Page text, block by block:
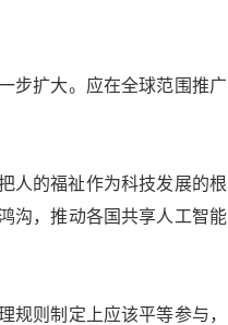
步扩大。应在全球范围推广
人的福祉作为科技发展的根
沟，推动各国共享人工智能
则制定上应该平等参与，